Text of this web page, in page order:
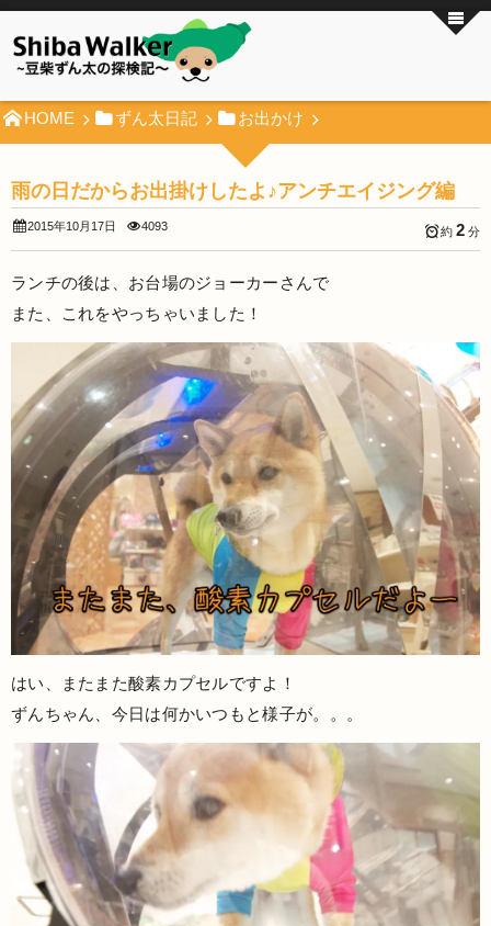
HOME ずん太日記 お出かけ
雨の日だからお出掛けしたよ♪アンチエイジング編
2015年10月17日 4093 約 2 分
ランチの後は、お台場のジョーカーさんで
また、これをやっちゃいました！
はい、またまた酸素カプセルですよ！
ずんちゃん、今日は何かいつもと様子が。。。